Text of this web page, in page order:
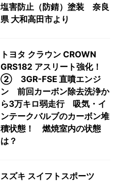
塩害防止（防錆）塗装 奈良
県 大和高田市より
トヨタ クラウン CROWN
GRS182 アスリート強化！
② 3GR-FSE 直噴エンジ
ン 前回カーボン除去洗浄か
ら3万キロ弱走行 吸気・イ
ンテークバルブのカーボン堆
積状態！ 燃焼室内の状態
は？
スズキ スイフトスポーツ